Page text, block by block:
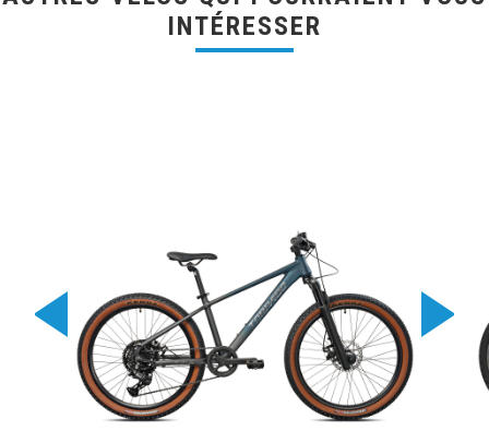
INTÉRESSER